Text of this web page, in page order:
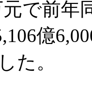
元で前
億
た。